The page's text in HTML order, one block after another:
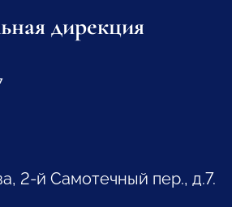
дирекция
2-й Самотечный пер., д.7.